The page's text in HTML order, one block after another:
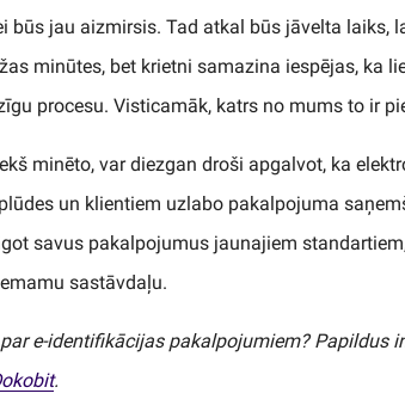
būs jau aizmirsis. Tad atkal būs jāvelta laiks,
minūtes, bet krietni samazina iespējas, ka
procesu. Visticamāk, katrs no mums to ir
minēto, var diezgan droši apgalvot, ka
un klientiem uzlabo pakalpojuma
savus pakalpojumus jaunajiem
sastāvdaļu.
e-identifikācijas pakalpojumiem? Papildus
.